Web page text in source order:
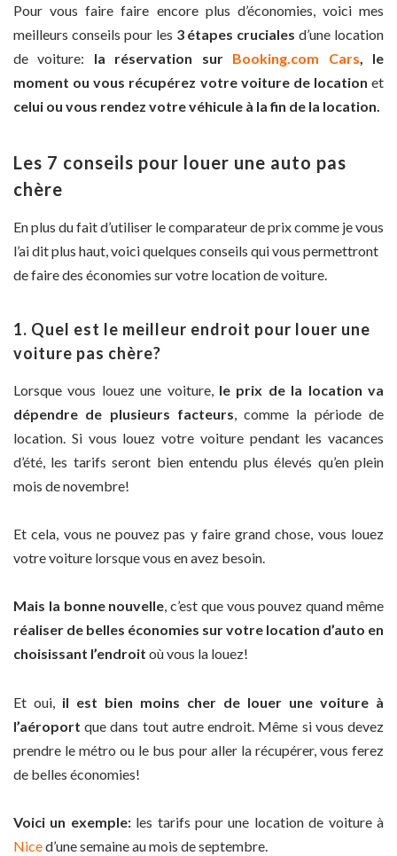
Pour vous faire faire encore plus d’économies, voici mes
meilleurs conseils pour les 3 étapes cruciales d’une location
de voiture: la réservation sur Booking.com Cars
le
moment ou vous récupérez votre voiture de location et
celui ou vous rendez votre véhicule à la fin de la location.
Les 7 conseils pour louer une auto pas
chère
En plus du fait d’utiliser le comparateur de prix comme je vous
l’ai dit plus haut, voici quelques conseils qui vous permettront
de faire des économies sur votre location de voiture.
1. Quel est le meilleur endroit pour louer une
voiture pas chère?
Lorsque vous louez une voiture, le prix de la location va
dépendre de plusieurs facteurs , comme la période de
location. Si vous louez votre voiture pendant les vacances
d’été, les tarifs seront bien entendu plus élevés qu’en plein
mois de novembre!
Et cela, vous ne pouvez pas y faire grand chose, vous louez
votre voiture lorsque vous en avez besoin.
Mais la bonne nouvelle, c’est que vous pouvez quand même
réaliser de belles économies sur votre location d’auto en
choisissant l’endroit où vous la louez!
Et oui, il est bien moins cher de louer une voiture à
l’aéroport que dans tout autre endroit. Même si vous devez
prendre le métro ou le bus pour aller la récupérer, vous ferez
de belles économies!
Voici un exemple:les tarifs pour une location de voiture à
Niced’une semaine au mois de septembre.